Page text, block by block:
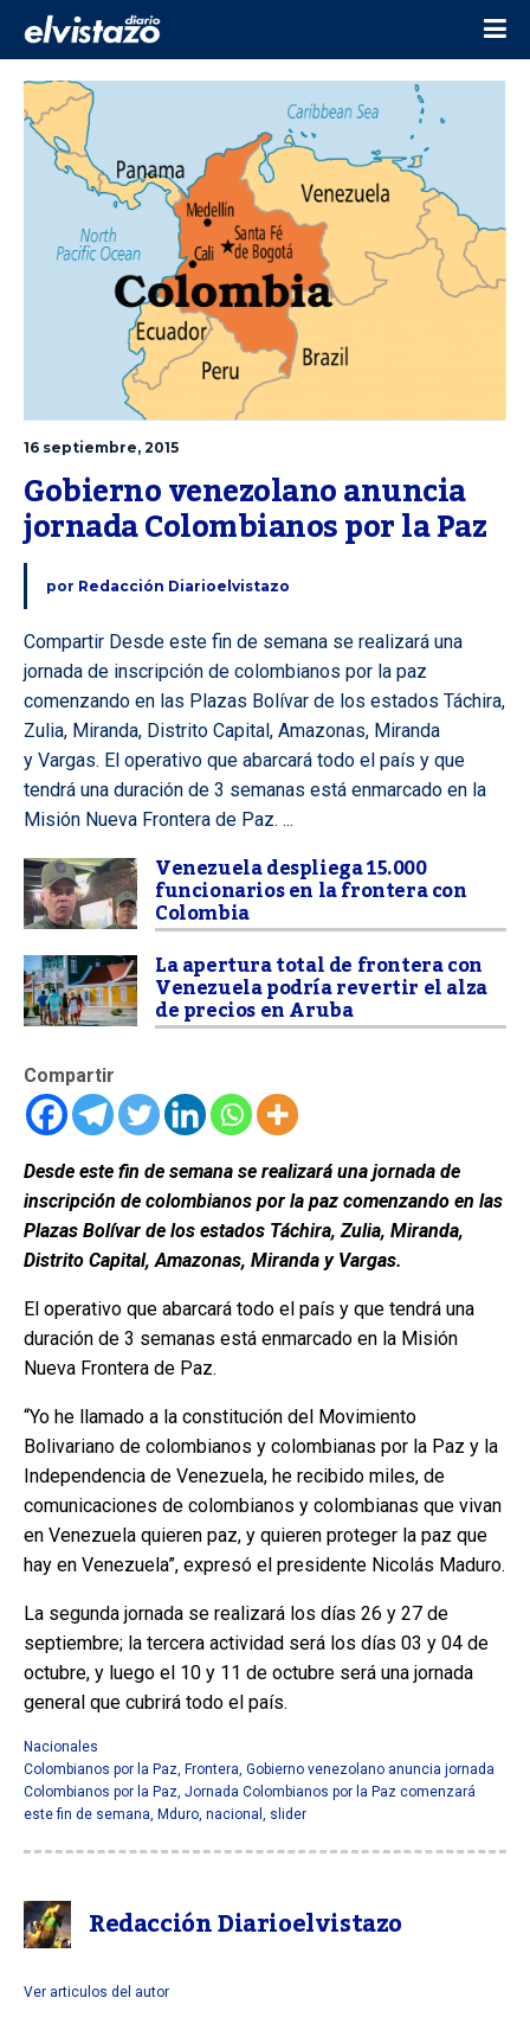
16 septiembre, 2015
Gobierno venezolano anuncia
jornada Colombianos por la Paz
por Redacción Diarioelvistazo
Compartir Desde este fin de semana se realizará una
jornada de inscripción de colombianos por la paz
comenzando en las Plazas Bolívar de los estados Táchira,
Zulia, Miranda, Distrito Capital, Amazonas, Miranda
y Vargas. El operativo que abarcará todo el país y que
tendrá una duración de 3 semanas está enmarcado en la
Misión Nueva Frontera de Paz. ...
Venezuela despliega 15.000
funcionarios en la frontera con
Colombia
La apertura total de frontera con
Venezuela podría revertir el alza
de precios en Aruba
Compartir
Desde este fin de semana se realizará una jornada de
inscripción de colombianos por la paz comenzando en las
Plazas Bolívar de los estados Táchira, Zulia, Miranda,
Distrito Capital, Amazonas, Miranda y Vargas.
El operativo que abarcará todo el país y que tendrá una
duración de 3 semanas está enmarcado en la Misión
Nueva Frontera de Paz.
“Yo he llamado a la constitución del Movimiento
Bolivariano de colombianos y colombianas por la Paz y la
Independencia de Venezuela, he recibido miles, de
comunicaciones de colombianos y colombianas que vivan
en Venezuela quieren paz, y quieren proteger la paz que
hay en Venezuela”, expresó el presidente Nicolás Maduro.
La segunda jornada se realizará los días 26 y 27 de
septiembre; la tercera actividad será los días 03 y 04 de
octubre, y luego el 10 y 11 de octubre será una jornada
general que cubrirá todo el país.
Nacionales
Colombianos por la Paz, Frontera, Gobierno venezolano anuncia jornada
Colombianos por la Paz, Jornada Colombianos por la Paz comenzará
este fin de semana, Mduro, nacional , slider
Redacción Diarioelvistazo
Ver articulos del autor